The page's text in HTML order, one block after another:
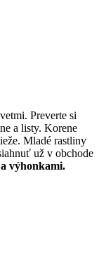
Preverte si
a listy. Korene
Mladé rastliny
už v obchode
výhonkami.